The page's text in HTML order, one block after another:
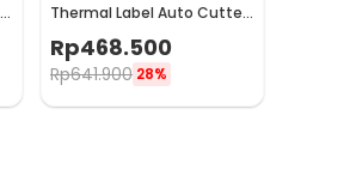
Thermal Label Auto Cutter
203 DPI 200mm/s USB
Ethernet - RP350
Rp468.500
Rp641.900 28%